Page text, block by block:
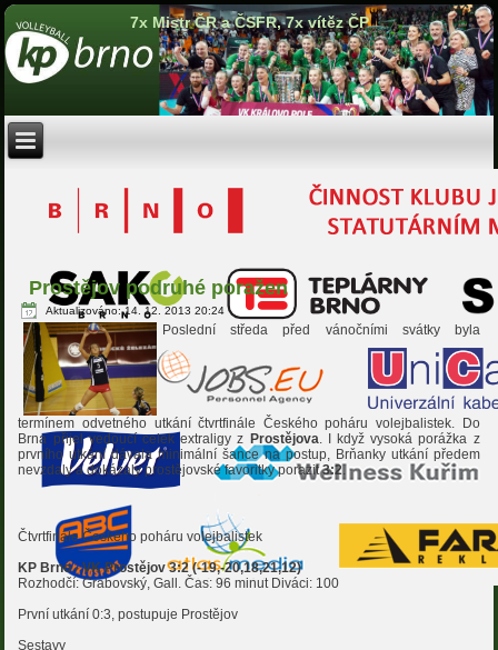
7x Mistr ČR a ČSFR, 7x vítěz ČP
Prostějov podruhé poražen
Aktualizováno: 14. 12. 2013 20:24
Poslední středa před vánočními svátky byla
termínem odvetného utkání čtvrtfinále Českého poháru volejbalistek. Do
Brna přijel vedoucí celek extraligy z Prostějova. I když vysoká porážka z
prvního utkání dávala minimální šance na postup, Brňanky utkání předem
nevzdaly a dokázaly prostějovské favoritky porazit3:2.
Čtvrtfinále Českého poháru volejbalistek
KP Brno - VK Prostějov 3:2 (-19,-20,18,21,12)
Rozhodčí: Grabovský, Gall. Čas: 96 minut Diváci: 100
První utkání 0:3, postupuje Prostějov
Sestavy